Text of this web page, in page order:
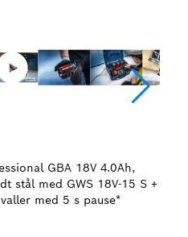
GBA 18V 4.0Ah,
stål med GWS 18V-15 S +
med 5 s pause*